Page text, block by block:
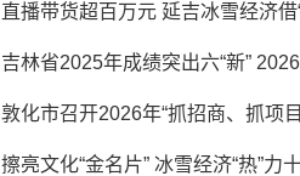
直播带货超百万元 延吉冰雪经济借
吉林省2025年成绩突出六“新”
敦化市召开2026年“抓招商、抓项
擦亮文化“金名片” 冰雪经济“热”力